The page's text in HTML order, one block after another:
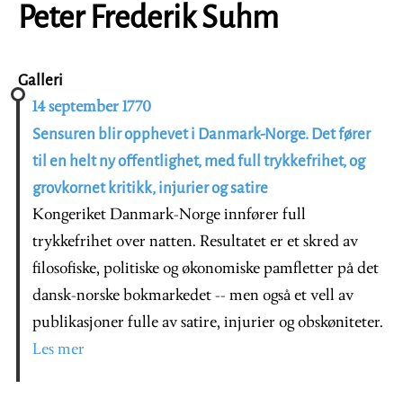
Peter Frederik Suhm
Galleri
14 september 1770
Sensuren blir opphevet i Danmark-Norge. Det fører
til en helt ny offentlighet, med full trykkefrihet, og
grovkornet kritikk, injurier og satire
Kongeriket Danmark-Norge innfører full
trykkefrihet over natten. Resultatet er et skred av
filosofiske, politiske og økonomiske pamfletter på det
dansk-norske bokmarkedet -- men også et vell av
publikasjoner fulle av satire, injurier og obskøniteter.
Les mer